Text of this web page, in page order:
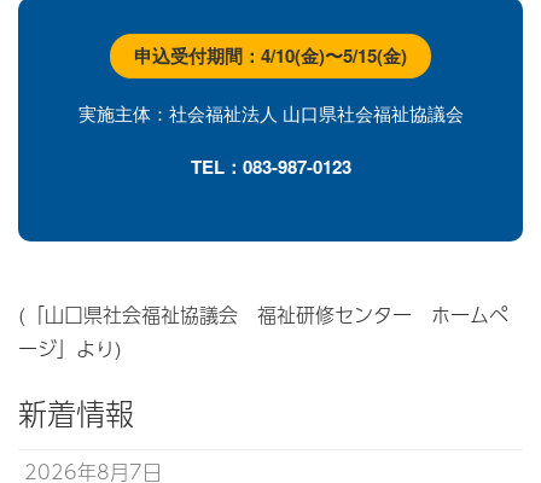
申込受付期間：4/10(金)〜5/15(金)
実施主体：社会福祉法人 山口県社会福祉協議会
TEL：083-987-0123
(「山口県社会福祉協議会 福祉研修センター ホームペ
ージ」より)
新着情報
2026年8月7日